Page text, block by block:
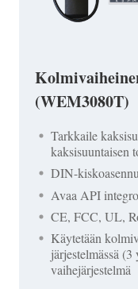
(WEM3080T)
Tarkkaile
kaksisuuntaisen
DIN-
Avaa API
CE, FCC, UL,
Käytetään
järjestelmässä
vaihejärjestelmä